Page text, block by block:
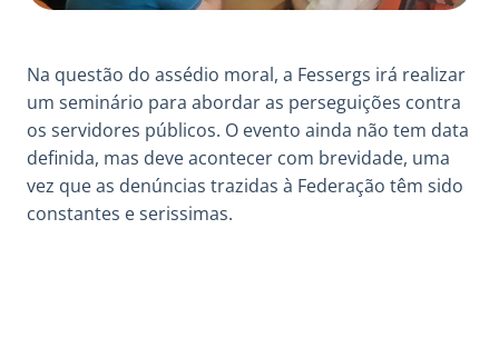
Na questão do assédio moral, a Fessergs irá realizar
um seminário para abordar as perseguições contra
os servidores públicos. O evento ainda não tem data
definida, mas deve acontecer com brevidade, uma
vez que as denúncias trazidas à Federação têm sido
constantes e serissimas.